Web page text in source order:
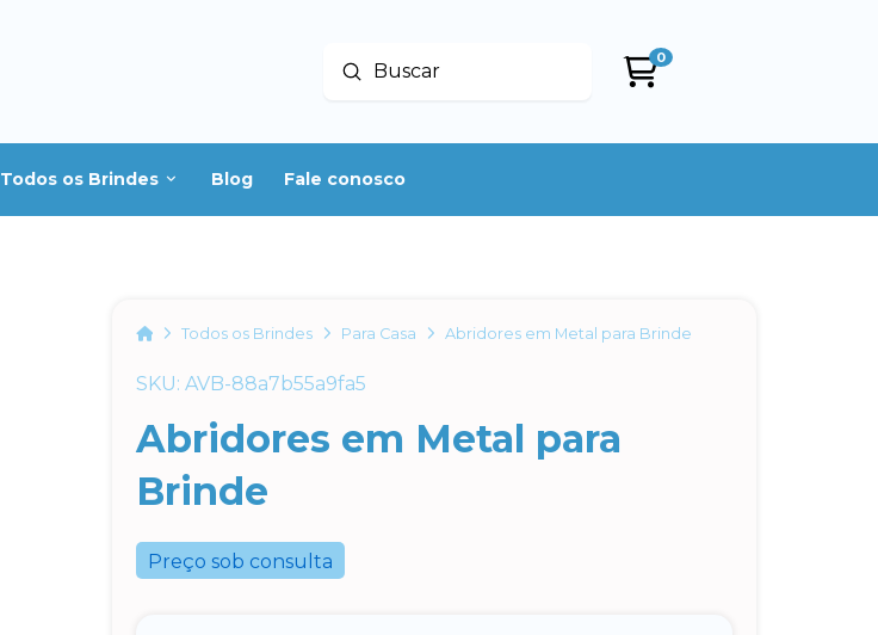
Buscar
Enviar
0
Todos os Brindes Blog Fale conosco
HomeTodos os Brindes Para Casa Abridores em Metal para Brinde
SKU: AVB-88a7b55a9fa5
Abridores em Metal para
Brinde
Preço sob consulta